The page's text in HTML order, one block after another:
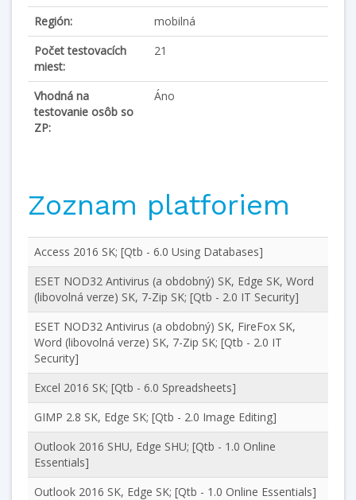
Región:
mobilná
Počet testovacích
miest:
21
Vhodná na
testovanie osôb so
ZP:
Áno
Zoznam platforiem
Access 2016 SK; [Qtb - 6.0 Using Databases]
ESET NOD32 Antivirus (a obdobný) SK, Edge SK, Word
(libovolná verze) SK, 7-Zip SK; [Qtb - 2.0 IT Security]
ESET NOD32 Antivirus (a obdobný) SK, FireFox SK,
Word (libovolná verze) SK, 7-Zip SK; [Qtb - 2.0 IT
Security]
Excel 2016 SK; [Qtb - 6.0 Spreadsheets]
GIMP 2.8 SK, Edge SK; [Qtb - 2.0 Image Editing]
Outlook 2016 SHU, Edge SHU; [Qtb - 1.0 Online
Essentials]
Outlook 2016 SK, Edge SK; [Qtb - 1.0 Online Essentials]